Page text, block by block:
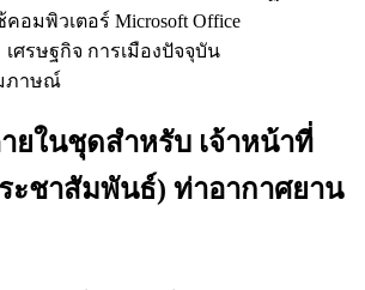
อมพิวเตอร์ Microsoft Office
ศรษฐกิจ การเมืองปัจจุบัน
ภาษณ์
ยในชุดสำหรับ เจ้าหน้าที่
ะชาสัมพันธ์) ท่าอากาศยาน